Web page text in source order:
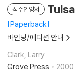
직수입양서 Tulsa
Paperback
바인딩/에디션 안내
Clark, Larry
Grove Press